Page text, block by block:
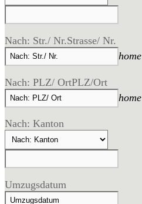
Nach: Str./ Nr.Strasse/ Nr.
home
Nach: PLZ/ OrtPLZ/Ort
home
Nach: Kanton
Umzugsdatum